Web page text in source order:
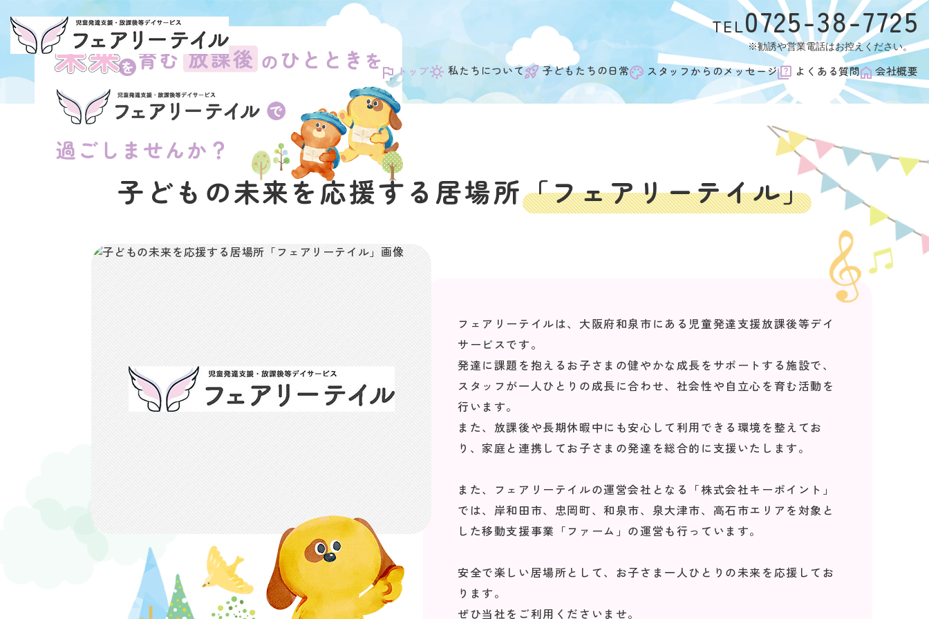
TEL0725-38-7725
トップ 私たちについて 子どもたちの日常 スタッフからのメッセージ よくある質問 会社概要
子どもの未来を応援する居場所「フェアリーテイル」
フェアリーテイルは、大阪府和泉市にある児童発達支援放課後等デイ
サービスです。
発達に課題を抱えるお子さまの健やかな成長をサポートする施設で、
スタッフが一人ひとりの成長に合わせ、社会性や自立心を育む活動を
行います。
また、放課後や長期休暇中にも安心して利用できる環境を整えてお
り、家庭と連携してお子さまの発達を総合的に支援いたします。
また、フェアリーテイルの運営会社となる「株式会社キーポイント」
では、岸和田市、忠岡町、和泉市、泉大津市、高石市エリアを対象と
した移動支援事業「ファーム」の運営も行っています。
安全で楽しい居場所として、お子さま一人ひとりの未来を応援してお
ります。
ぜひ当社をご利用くださいませ。